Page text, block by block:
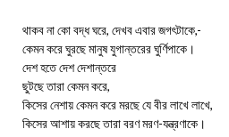
থাকব না কো বদ্ধ ঘরে, দেখব এবার জগৎটাকে,-
কেমন করে ঘুরছে মানুষ যুগান্তরের ঘুর্ণিপাকে।
দেশ হতে দেশ দেশান্তরে
ছুটছে তারা কেমন করে,
কিসের নেশায় কেমন করে মরছে যে বীর লাখে লাখে,
কিসের আশায় করছে তারা বরণ মরণ-যন্ত্রণাকে।